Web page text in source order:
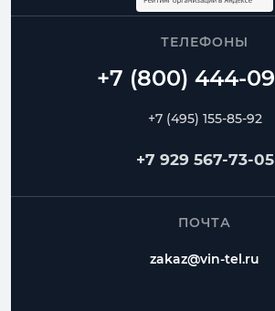
ТЕЛЕФОНЫ
+7 (495) 155-85-92
+7 929 567-73-05
ПОЧТА
zakaz@vin-tel.ru